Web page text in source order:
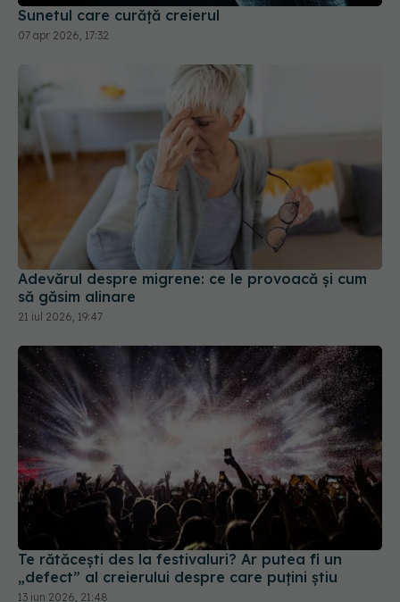
Adevărul despre migrene: ce le provoacă și cum
să găsim alinare
21 iul 2026, 19:47
Te rătăcești des la festivaluri? Ar putea fi un
„defect” al creierului despre care puțini știu